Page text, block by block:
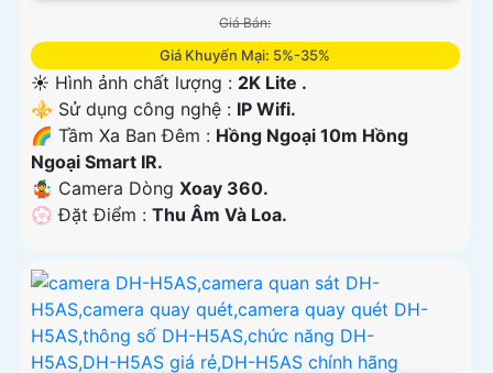
Giá Bán:
Giá Khuyến Mại: 5%-35%
☀️ Hình ảnh chất lượng : 2K Lite .
⚜️ Sử dụng công nghệ : IP Wifi.
🌈 Tầm Xa Ban Đêm : Hồng Ngoại 10m Hồng
Ngoại Smart IR.
🤹 Camera Dòng Xoay 360.
️💮 Đặt Điểm : Thu Âm Và Loa.